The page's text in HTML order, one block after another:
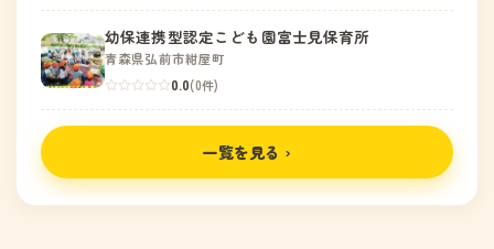
幼保連携型認定こども園富士見保育所
青森県弘前市紺屋町
0.0(0件)
一覧を見る ›